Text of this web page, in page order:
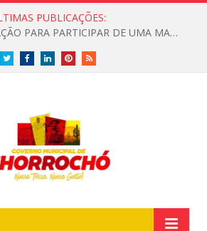
PUBLICAÇÕES:
CONVITE A POPULAÇÃO PARA PARTICIPAR DE UMA MANHÃ ESPECIAL DEDICADA ASAÚDE
TwitterFacebookLinkedInPinterestRSS